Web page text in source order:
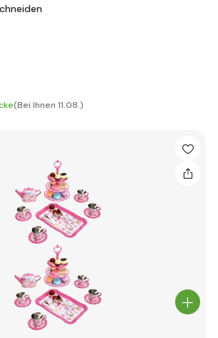
(Bei Ihnen 11.08.)